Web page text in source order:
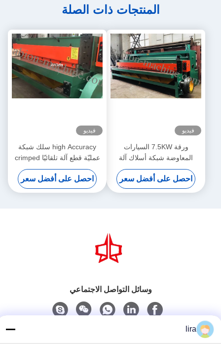
المنتجات ذات الصلة
فيديو
ورقة 7.5KW السيارات
المعاوضة شبكة أسلاك آلة
القطع العرض 4300mm
احصل على أفضل سعر
فيديو
high Accuracy سلك شبكة
عمليّة قطع آلة تلقائيّا crimped
سلك شبكة
احصل على أفضل سعر
وسائل التواصل الاجتماعي
lira